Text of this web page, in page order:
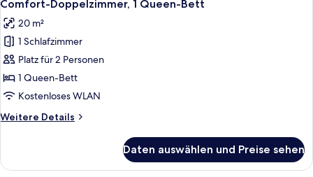
Fotos
für
Comfort-
Doppelzimmer,
1
Queen-
anzeigen
Comfort-Doppelzimmer, 1 Queen-Bett
20 m²
1 Schlafzimmer
Platz für 2 Personen
1 Queen-Bett
Kostenloses WLAN
Weitere Details
Weitere
Doppelzimmer,
Daten auswählen und Preise sehen